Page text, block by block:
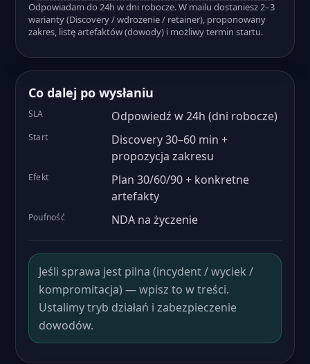
Odpowiadam do 24h w dni robocze. W mailu dostaniesz 2–3
warianty (Discovery / wdrożenie / retainer), proponowany
zakres, listę artefaktów (dowody) i możliwy termin startu.
Co dalej po wysłaniu
SLA Odpowiedź w 24h (dni robocze)
Start
Discovery 30–60 min +
propozycja zakresu
Efekt
Plan 30/60/90 + konkretne
artefakty
Poufność NDA na życzenie
Jeśli sprawa jest pilna (incydent / wyciek /
kompromitacja) — wpisz to w treści.
Ustalimy tryb działań i zabezpieczenie
dowodów.